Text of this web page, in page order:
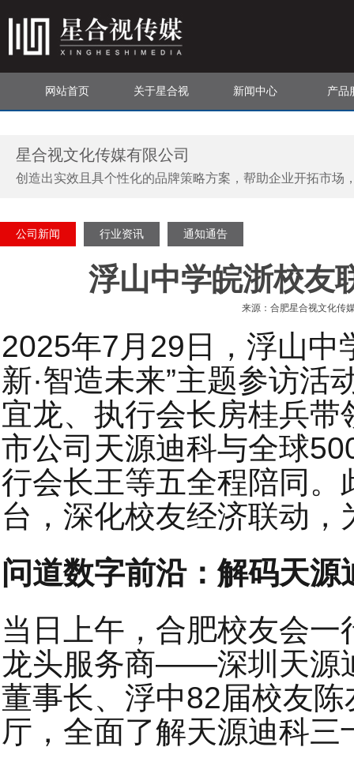
网站首页 关于星合视 新闻中心 产品
星合视文化传媒有限公司
创造出实效且具个性化的品牌策略方案，帮助企业开拓市场
公司新闻 行业资讯 通知通告
浮山中学皖浙校友
来源：合肥星合视文化传
2025年7月29日，浮山中
新·智造未来”主题参访活
宜龙、执行会长房桂兵
市公司天源迪科与全球
行会长王等五全程陪同
台，深化校友经济联动
问道数字前沿：解码天源
当日上午，合肥校友会
龙头服务商——深圳天源
董事长、浮中82届校友
厅，全面了解天源迪科